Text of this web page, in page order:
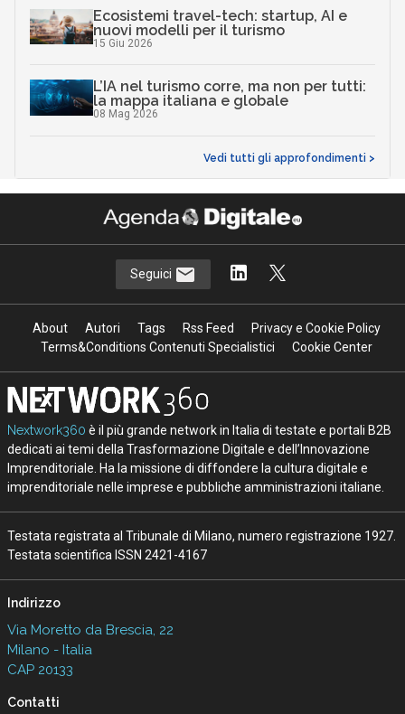
Ecosistemi travel-tech: startup, AI e
nuovi modelli per il turismo
15 Giu 2026
L’IA nel turismo corre, ma non per tutti:
la mappa italiana e globale
08 Mag 2026
Vedi tutti gli approfondimenti >
Seguici
About Autori Tags Rss Feed
Privacy e Cookie Policy
Terms&Conditions Contenuti Specialistici
Cookie Center
Nextwork360 è il più grande network in Italia di testate e portali B2B
dedicati ai temi della Trasformazione Digitale e dell’Innovazione
Imprenditoriale. Ha la missione di diffondere la cultura digitale e
imprenditoriale nelle imprese e pubbliche amministrazioni italiane.
Testata registrata al Tribunale di Milano, numero registrazione 1927.
Testata scientifica ISSN 2421-4167
Indirizzo
Via Moretto da Brescia, 22
Milano - Italia
CAP 20133
Contatti